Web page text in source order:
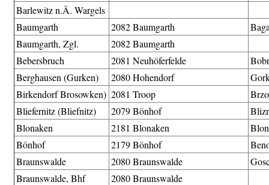
Barlewitz n.Ä. Wargels
Baumgarth
2082 Baumgarth
Baumgarth, Zgl.
2082 Baumgarth
Bebersbruch
2081 Neuhöferfelde
Berghausen (Gurken)
2080 Hohendorf
Birkendorf Brosowken) 2081 Troop
Bliefernitz (Bliefnitz)
2079 Bönhof
Blonaken
2181 Blonaken
Bönhof
2179 Bönhof
Braunswalde
2080 Braunswalde
Braunswalde, Bhf
2080 Braunswalde